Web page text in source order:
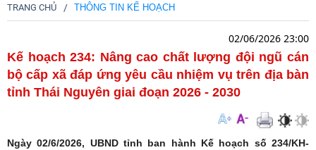
TRANG CHỦ THÔNG TIN KẾ HOẠCH
02/06/2026 23:00
Kế hoạch 234: Nâng cao chất lượng đội ngũ cán
bộ cấp xã đáp ứng yêu cầu nhiệm vụ trên địa bàn
tỉnh Thái Nguyên giai đoạn 2026 - 2030
Ngày 02/6/2026, UBND tỉnh ban hành Kế hoạch số 234/KH-